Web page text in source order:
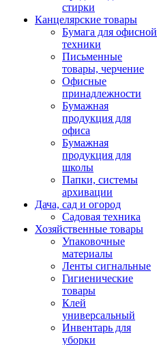
стирки
Канцелярские товары
Бумага для офисной
техники
Письменные
товары, черчение
Офисные
принадлежности
Бумажная
продукция для
офиса
Бумажная
продукция для
школы
Папки, системы
архивации
Дача, сад и огород
Садовая техника
Хозяйственные товары
Упаковочные
материалы
Ленты сигнальные
Гигиенические
товары
Клей
универсальный
Инвентарь для
уборки